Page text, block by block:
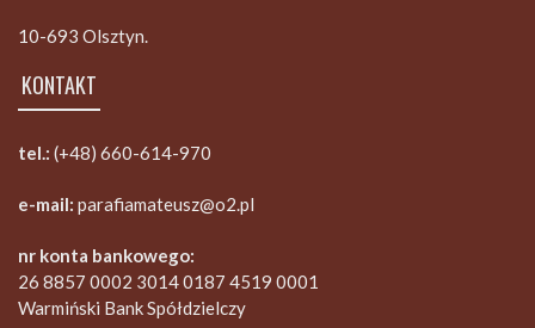
10-693 Olsztyn.
KONTAKT
tel.: (+48) 660-614-970
e-mail: parafiamateusz@o2.pl
nr konta bankowego:
26 8857 0002 3014 0187 4519 0001
Warmiński Bank Spółdzielczy